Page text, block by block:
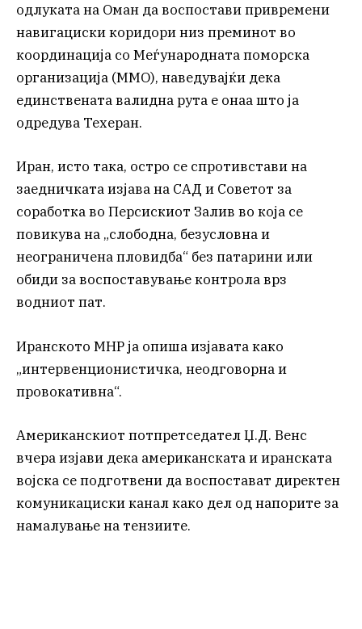
одлуката на Оман да воспостави привремени
навигациски коридори низ преминот во
координација со Меѓународната поморска
организација (ММО), наведувајќи дека
единствената валидна рута е онаа што ја
одредува Техеран.
Иран, исто така, остро се спротивстави на
заедничката изјава на САД и Советот за
соработка во Персискиот Залив во која се
повикува на „слободна, безусловна и
неограничена пловидба“ без патарини или
обиди за воспоставување контрола врз
водниот пат.
Иранското МНР ја опиша изјавата како
„интервенционистичка, неодговорна и
провокативна“.
Американскиот потпретседател Џ.Д. Венс
вчера изјави дека американската и иранската
војска се подготвени да воспостават директен
комуникациски канал како дел од напорите за
намалување на тензиите.